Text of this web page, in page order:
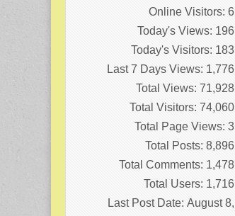
Online Visitors: 6
Today's Views: 196
Today's Visitors: 183
Last 7 Days Views: 1,776
Total Views: 71,928
Total Visitors: 74,060
Total Page Views: 3
Total Posts: 8,896
Total Comments: 1,478
Total Users: 1,716
Last Post Date: August 8,